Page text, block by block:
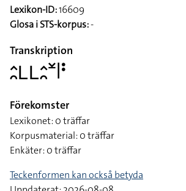
Lexikon-ID:16609
Glosa i STS-korpus:-
Transkription
􌤵􌥘􌥈􌥈􌤵􌥘􌥸􌥼􌥻
Förekomster
Lexikonet: 0 träffar
Korpusmaterial: 0 träffar
Enkäter: 0 träffar
Teckenformen kan också betyda